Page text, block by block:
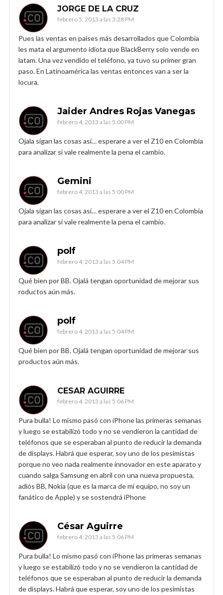
JORGE DE LA CRUZ
febrero 5, 2013 a las 3:28 PM
Pues las ventas en países más desarrollados que Colombia
les mata el argumento idiota que BlackBerry solo vende en
latam. Una vez vendido el teléfono, ya tuvo su primer gran
paso. En Latinoamérica las ventas entonces van a ser la
locura.
Jaider Andres Rojas Vanegas
febrero 4, 2013 a las 5:00 PM
Ojala sigan las cosas así… esperare a ver el Z10 en Colombia
para analizar si vale realmente la pena el cambio.
Gemini
febrero 4, 2013 a las 5:00 PM
Ojala sigan las cosas así… esperare a ver el Z10 en Colombia
para analizar si vale realmente la pena el cambio.
polf
febrero 4, 2013 a las 5:04 PM
Qué bien por BB. Ojalá tengan oportunidad de mejorar sus
roductos aún más.
polf
febrero 4, 2013 a las 5:04 PM
Qué bien por BB. Ojalá tengan oportunidad de mejorar sus
productos aún más.
CESAR AGUIRRE
febrero 4, 2013 a las 5:06 PM
Pura bulla! Lo mismo pasó con iPhone las primeras semanas
y luego se estabilizó todo y no se vendieron la cantidad de
teléfonos que se esperaban al punto de reducir la demanda
de displays. Habrá que esperar, soy uno de los pesimistas
porque no veo nada realmente innovador en este aparato y
cuando salga Samsung en abril con una nueva propuesta,
adiós BB, Nokia (que es la marca de mi equipo, no soy un
fanático de Apple) y se sostendrá iPhone
César Aguirre
febrero 4, 2013 a las 5:06 PM
Pura bulla! Lo mismo pasó con iPhone las primeras semanas
y luego se estabilizó todo y no se vendieron la cantidad de
teléfonos que se esperaban al punto de reducir la demanda
de displays. Habrá que esperar, soy uno de los pesimistas